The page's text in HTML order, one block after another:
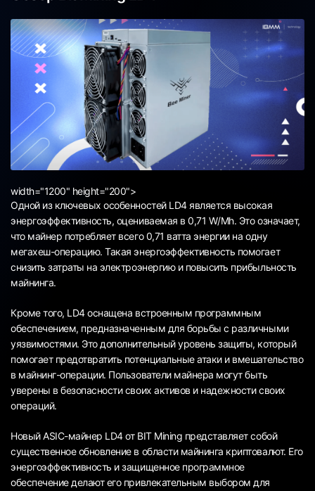
width="1200" height="200">
Одной из ключевых особенностей LD4 является высокая
энергоэффективность, оцениваемая в 0,71 W/Mh. Это означает,
что майнер потребляет всего 0,71 ватта энергии на одну
мегахеш-операцию. Такая энергоэффективность помогает
снизить затраты на электроэнергию и повысить прибыльность
майнинга.
Кроме того, LD4 оснащена встроенным программным
обеспечением, предназначенным для борьбы с различными
уязвимостями. Это дополнительный уровень защиты, который
помогает предотвратить потенциальные атаки и вмешательство
в майнинг-операции. Пользователи майнера могут быть
уверены в безопасности своих активов и надежности своих
операций.
Новый ASIC-майнер LD4 от BIT Mining представляет собой
существенное обновление в области майнинга криптовалют. Его
энергоэффективность и защищенное программное
обеспечение делают его привлекательным выбором для